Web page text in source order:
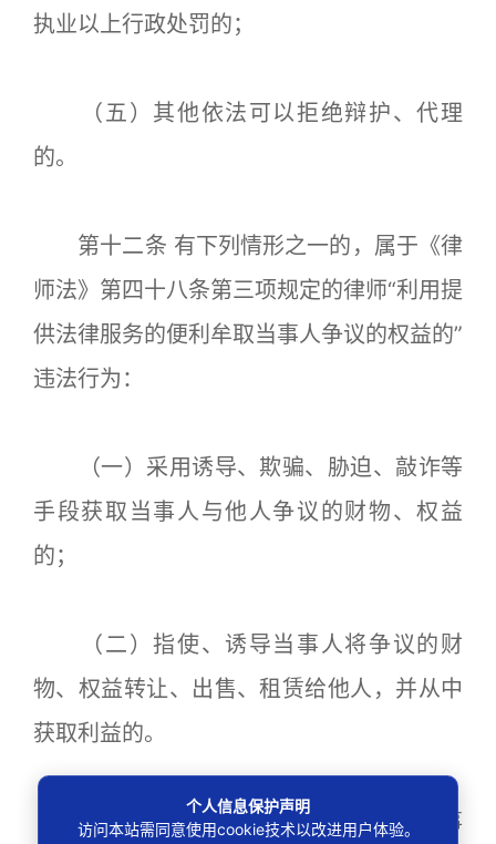
执业以上行政处罚的；
（五）其他依法可以拒绝辩护、代理
的。
第十二条 有下列情形之一的，属于《律
师法》第四十八条第三项规定的律师“利用提
供法律服务的便利牟取当事人争议的权益的”
违法行为：
（一）采用诱导、欺骗、胁迫、敲诈等
手段获取当事人与他人争议的财物、权益
的；
（二）指使、诱导当事人将争议的财
物、权益转让、出售、租赁给他人，并从中
获取利益的。
第十三条 律师未经委托人或者其他当事
个人信息保护声明
访问本站需同意使用cookie技术以改进用户体验。